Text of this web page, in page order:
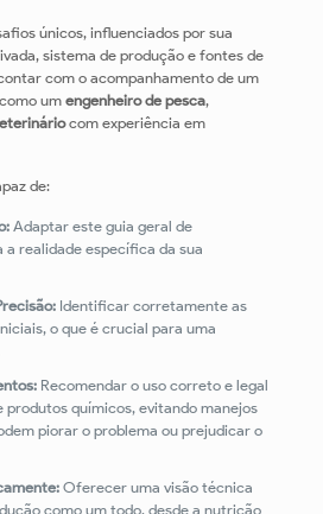
únicos, influenciados por sua
sistema de produção e fontes de
com o acompanhamento de um
um engenheiro de pesca,
com experiência em
de:
Adaptar este guia geral de
a realidade específica da sua
Identificar corretamente as
o que é crucial para uma
Recomendar o uso correto e legal
produtos químicos, evitando manejos
piorar o problema ou prejudicar o
Oferecer uma visão técnica
como um todo, desde a nutrição